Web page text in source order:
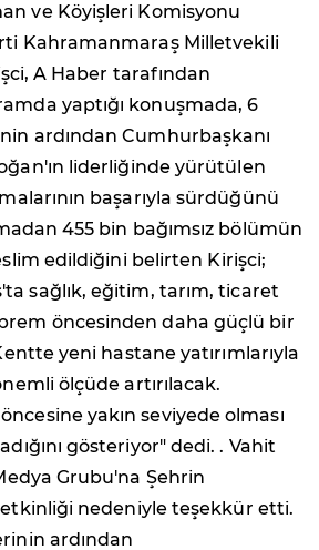
ve Köyişleri Komisyonu
Kahramanmaraş Milletvekili
A Haber tarafından
yaptığı konuşmada, 6
ardından Cumhurbaşkanı
liderliğinde yürütülen
başarıyla sürdüğünü
455 bin bağımsız bölümün
edildiğini belirten Kirişci;
sağlık, eğitim, tarım, ticaret
öncesinden daha güçlü bir
yeni hastane yatırımlarıyla
ölçüde artırılacak.
yakın seviyede olması
gösteriyor" dedi. . Vahit
Grubu'na Şehrin
nedeniyle teşekkür etti.
ardından